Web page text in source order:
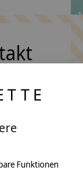
Funktionen